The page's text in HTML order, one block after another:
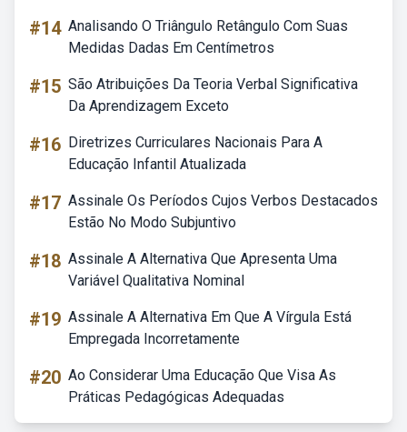
#14 Analisando O Triângulo Retângulo Com Suas
Medidas Dadas Em Centímetros
#15 São Atribuições Da Teoria Verbal Significativa
Da Aprendizagem Exceto
#16 Diretrizes Curriculares Nacionais Para A
Educação Infantil Atualizada
#17 Assinale Os Períodos Cujos Verbos Destacados
Estão No Modo Subjuntivo
#18 Assinale A Alternativa Que Apresenta Uma
Variável Qualitativa Nominal
#19 Assinale A Alternativa Em Que A Vírgula Está
Empregada Incorretamente
#20 Ao Considerar Uma Educação Que Visa As
Práticas Pedagógicas Adequadas